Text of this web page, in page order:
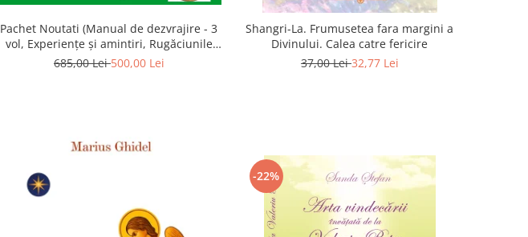
Pachet Noutati (Manual de dezvrajire - 3
vol, Experiențe și amintiri, Rugăciunile
Luceafarului de dimineata) - Marius
685,00 Lei500,00 Lei
Shangri-La. Frumusetea fara margini a
Divinului. Calea catre fericire
37,00 Lei32,77 Lei
-22%